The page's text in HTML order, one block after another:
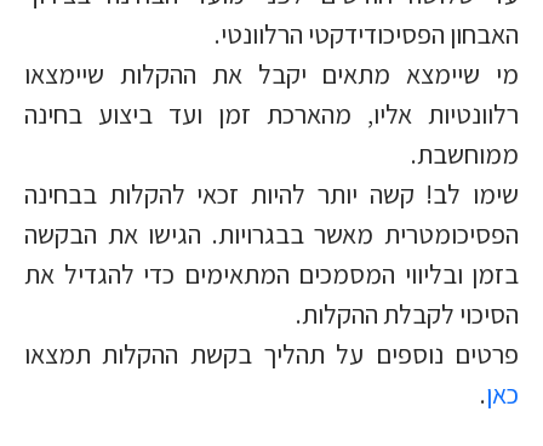
האבחון הפסיכודידקטי הרלוונטי.
מי שיימצא מתאים יקבל את ההקלות שיימצאו
רלוונטיות אליו, מהארכת זמן ועד ביצוע בחינה
ממוחשבת.
שימו לב! קשה יותר להיות זכאי להקלות בבחינה
הפסיכומטרית מאשר בבגרויות. הגישו את הבקשה
בזמן ובליווי המסמכים המתאימים כדי להגדיל את
הסיכוי לקבלת ההקלות.
פרטים נוספים על תהליך בקשת ההקלות תמצאו
כאן.